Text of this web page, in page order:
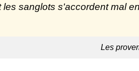
les sanglots s'accordent mal
Les